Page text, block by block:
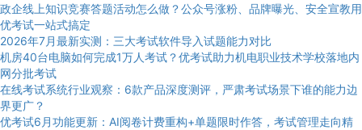
政企线上知识竞赛答题活动怎么做？公众号涨粉、品牌曝光、安全宣教用
优考试一站式搞定
2026年7月最新实测：三大考试软件导入试题能力对比
机房40台电脑如何完成1万人考试？优考试助力机电职业技术学校落地内
网分批考试
在线考试系统行业观察：6款产品深度测评，严肃考试场景下谁的能力边
界更广？
优考试6月功能更新：AI阅卷计费重构+单题限时作答，考试管理走向精